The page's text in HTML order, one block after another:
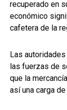
recuperado en
económico
cafetera de la
Las
las fuerzas de
que la
así una carga